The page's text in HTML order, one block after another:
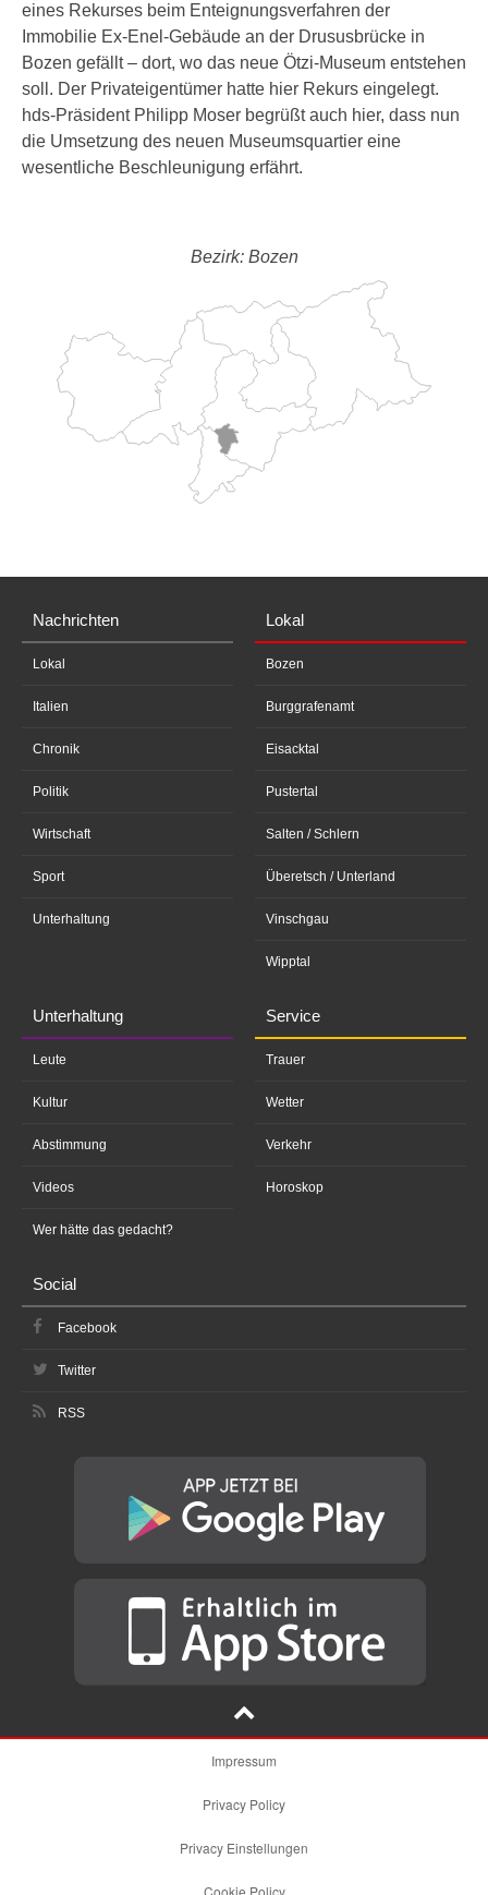
eines Rekurses beim Enteignungsverfahren der
Immobilie Ex-Enel-Gebäude an der Drususbrücke in
Bozen gefällt – dort, wo das neue Ötzi-Museum entstehen
soll. Der Privateigentümer hatte hier Rekurs eingelegt.
hds-Präsident Philipp Moser begrüßt auch hier, dass nun
die Umsetzung des neuen Museumsquartier eine
wesentliche Beschleunigung erfährt.
Bezirk: Bozen
Nachrichten
Lokal
Italien
Chronik
Politik
Wirtschaft
Sport
Unterhaltung
Lokal
Bozen
Burggrafenamt
Eisacktal
Pustertal
Salten / Schlern
Überetsch / Unterland
Vinschgau
Wipptal
Unterhaltung
Leute
Kultur
Abstimmung
Videos
Wer hätte das gedacht?
Service
Trauer
Wetter
Verkehr
Horoskop
Social
Facebook
Twitter
RSS
Impressum
Privacy Policy
Privacy Einstellungen
Cookie Policy